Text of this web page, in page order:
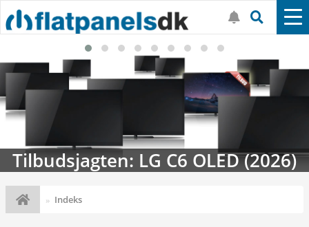
Tilbudsjagten: LG C6 OLED (2026)
Indeks